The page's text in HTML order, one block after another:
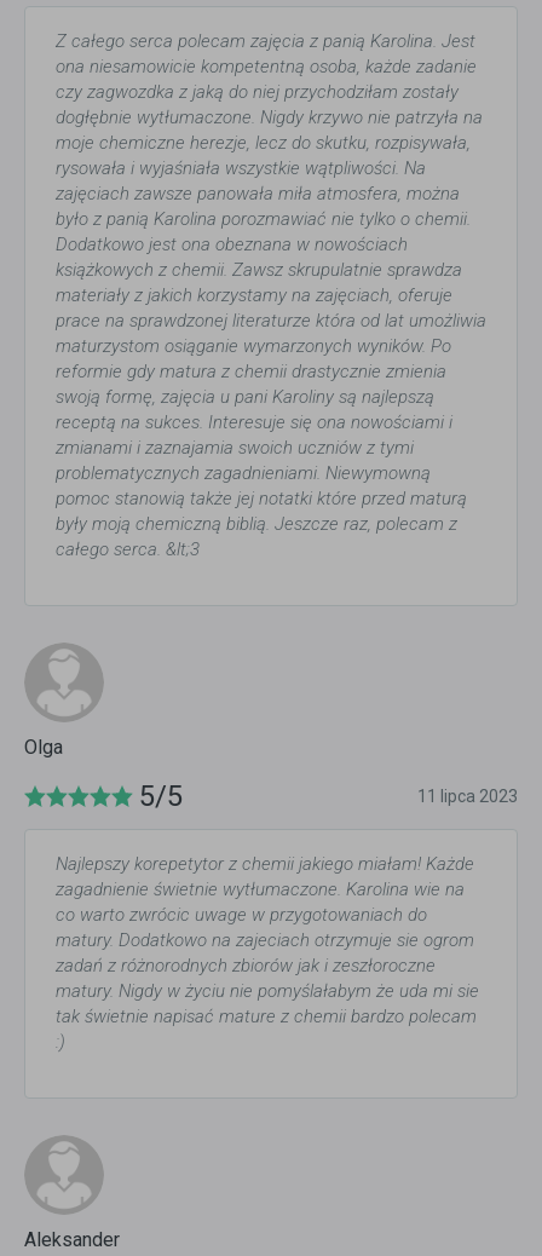
Z całego serca polecam zajęcia z panią Karolina. Jest
ona niesamowicie kompetentną osoba, każde zadanie
czy zagwozdka z jaką do niej przychodziłam zostały
dogłębnie wytłumaczone. Nigdy krzywo nie patrzyła na
moje chemiczne herezje, lecz do skutku, rozpisywała,
rysowała i wyjaśniała wszystkie wątpliwości. Na
zajęciach zawsze panowała miła atmosfera, można
było z panią Karolina porozmawiać nie tylko o chemii.
Dodatkowo jest ona obeznana w nowościach
książkowych z chemii. Zawsz skrupulatnie sprawdza
materiały z jakich korzystamy na zajęciach, oferuje
prace na sprawdzonej literaturze która od lat umożliwia
maturzystom osiąganie wymarzonych wyników. Po
reformie gdy matura z chemii drastycznie zmienia
swoją formę, zajęcia u pani Karoliny są najlepszą
receptą na sukces. Interesuje się ona nowościami i
zmianami i zaznajamia swoich uczniów z tymi
problematycznych zagadnieniami. Niewymowną
pomoc stanowią także jej notatki które przed maturą
były moją chemiczną biblią. Jeszcze raz, polecam z
całego serca. &lt;3
Olga
5/5 11 lipca 2023
Najlepszy korepetytor z chemii jakiego miałam! Każde
zagadnienie świetnie wytłumaczone. Karolina wie na
co warto zwrócic uwage w przygotowaniach do
matury. Dodatkowo na zajeciach otrzymuje sie ogrom
zadań z różnorodnych zbiorów jak i zeszłoroczne
matury. Nigdy w życiu nie pomyślałabym że uda mi sie
tak świetnie napisać mature z chemii bardzo polecam
:)
Aleksander